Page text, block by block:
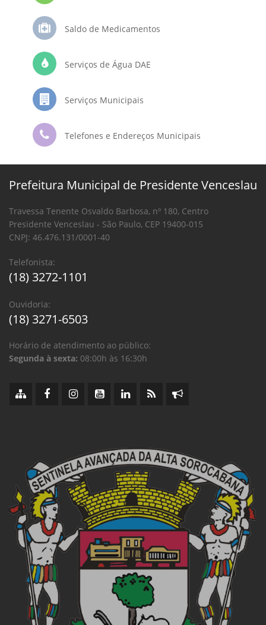
Saldo de Medicamentos
Serviços de Água DAE
Serviços Municipais
Telefones e Endereços Municipais
Prefeitura Municipal de Presidente Venceslau
Travessa Tenente Osvaldo Barbosa, nº 180, Centro
Presidente Venceslau - São Paulo, CEP 19400-015
CNPJ: 46.476.131/0001-40
Telefonista:
(18) 3272-1101
Ouvidoria:
(18) 3271-6503
Horário de atendimento ao público:
Segunda à sexta: 08:00h às 16:30h